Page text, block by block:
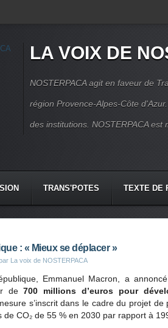
LA VOIX DE
NOSTERPACA agit en faveur de
région Provence-Alpes-Côte
des institutions. NOSTERPACA
TRANS'POTES TEXTE DE
: « Mieux se déplacer »
La voix de NOSTERPACA
Emmanuel Macron, a
de700 millions d’euros pour
s’inscrit dans le cadre du projet
CO₂ de 55 % en 2030 par rapport à